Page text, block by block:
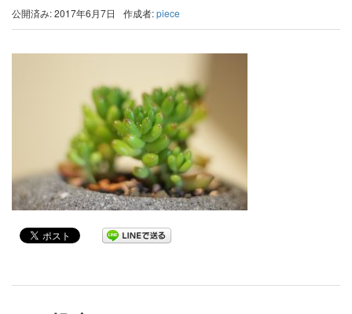
公開済み: 2017年6月7日 作成者:piece